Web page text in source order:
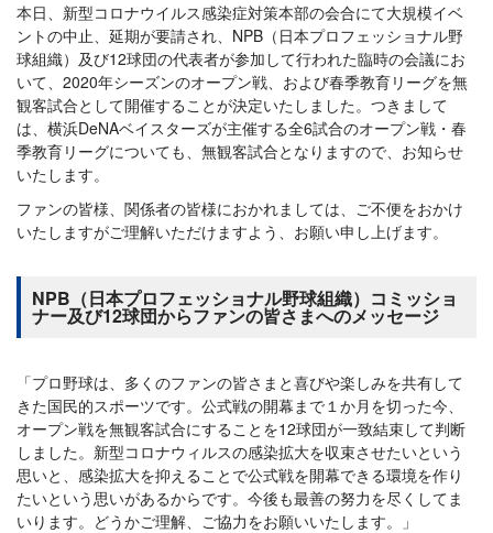
本日、新型コロナウイルス感染症対策本部の会合にて大規模イベ
ントの中止、延期が要請され、NPB（日本プロフェッショナル野
球組織）及び12球団の代表者が参加して行われた臨時の会議にお
いて、2020年シーズンのオープン戦、および春季教育リーグを無
観客試合として開催することが決定いたしました。つきまして
は、横浜DeNAベイスターズが主催する全6試合のオープン戦・春
季教育リーグについても、無観客試合となりますので、お知らせ
いたします。
ファンの皆様、関係者の皆様におかれましては、ご不便をおかけ
いたしますがご理解いただけますよう、お願い申し上げます。
NPB（日本プロフェッショナル野球組織）コミッショ
ナー及び12球団からファンの皆さまへのメッセージ
「プロ野球は、多くのファンの皆さまと喜びや楽しみを共有して
きた国民的スポーツです。公式戦の開幕まで１か月を切った今、
オープン戦を無観客試合にすることを12球団が一致結束して判断
しました。新型コロナウィルスの感染拡大を収束させたいという
思いと、感染拡大を抑えることで公式戦を開幕できる環境を作り
たいという思いがあるからです。今後も最善の努力を尽くしてま
いります。どうかご理解、ご協力をお願いいたします。」